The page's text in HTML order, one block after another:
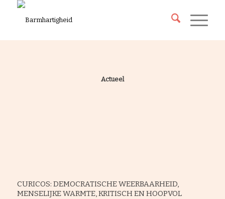
Actueel
CURICOS: DEMOCRATISCHE WEERBAARHEID,
MENSELIJKE WARMTE, KRITISCH EN HOOPVOL